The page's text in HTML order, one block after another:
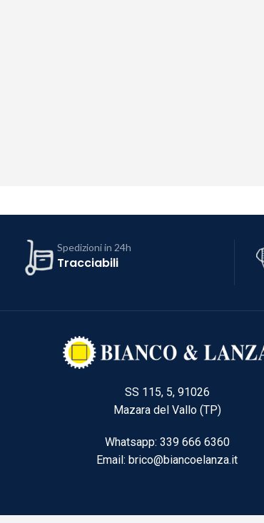
Spedizioni in 24h
Tracciabili
SS 115, 5, 91026
Mazara del Vallo (TP)
Whatsapp: 339 666 6360
Email: brico@biancoelanza.it